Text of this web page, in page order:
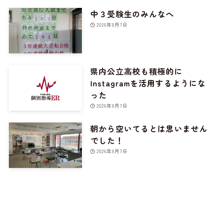
中３受験生のみんなへ
2026年8月7日
県内公立高校も積極的に
Instagramを活用するようにな
った
2026年8月7日
朝から空いてるとは思いません
でした！
2026年8月7日